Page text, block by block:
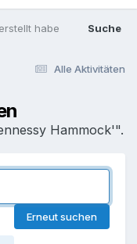
habe Suche
Alle Aktivitäten
Hammock'".
Erneut suchen